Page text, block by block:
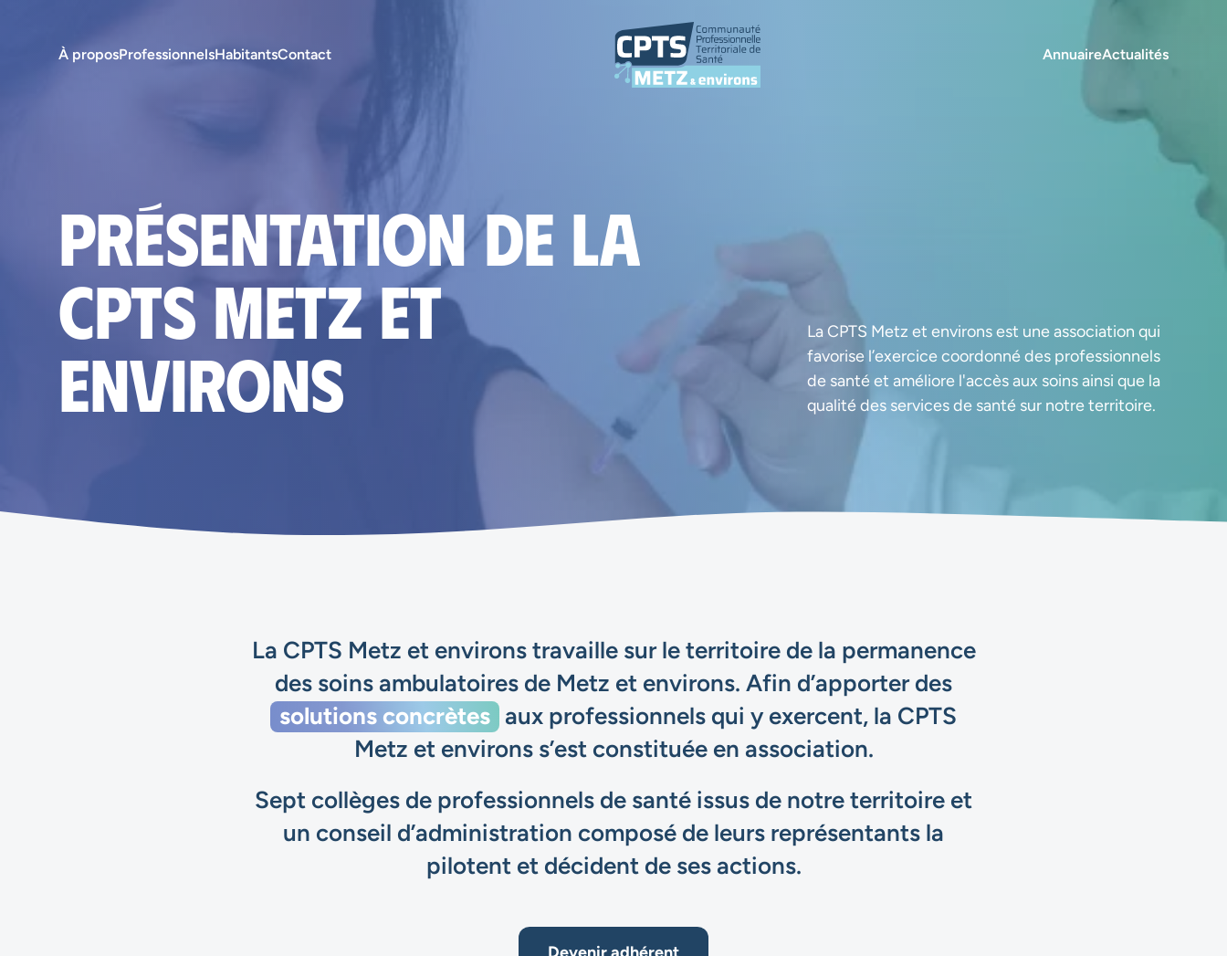
À proposProfessionnelsHabitantsContact AnnuaireActualités
Présentation de la
cpts Metz et
environs
La CPTS Metz et environs est une association qui
favorise l’exercice coordonné des professionnels
de santé et améliore l'accès aux soins ainsi que la
qualité des services de santé sur notre territoire.
La CPTS Metz et environs travaille sur le territoire de la permanence
des soins ambulatoires de Metz et environs. Afin d’apporter des
solutions concrètes aux professionnels qui y exercent, la CPTS
Metz et environs s’est constituée en association.
Sept collèges de professionnels de santé issus de notre territoire et
un conseil d’administration composé de leurs représentants la
pilotent et décident de ses actions.